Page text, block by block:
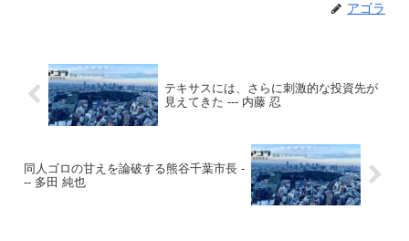
アゴラ
テキサスには、さらに刺激的な投資先が
見えてきた --- 内藤 忍
同人ゴロの甘えを論破する熊谷千葉市長 -
-- 多田 純也